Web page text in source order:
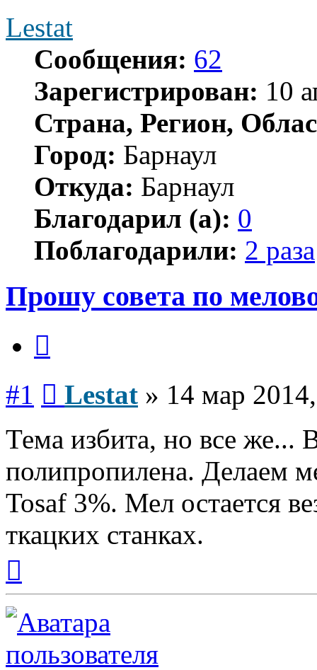
Lestat
Сообщения: 62
Зарегистрирован: 10
Страна, Регион,
Город: Барнаул
Откуда: Барнаул
Благодарил (а): 0
Поблагодарили: 2 раза
Прошу совета по
#1 Lestat » 14 мар
Тема избита, но все же...
полипропилена. Делаем
Tosaf 3%. Мел остается
ткацких станках.
началу